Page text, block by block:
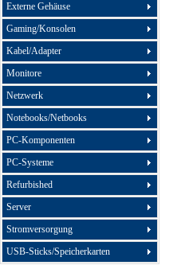
Externe Gehäuse
Gaming/Konsolen
Kabel/Adapter
Monitore
Netzwerk
Notebooks/Netbooks
PC-Komponenten
PC-Systeme
Refurbished
Server
Stromversorgung
USB-Sticks/Speicherkarten